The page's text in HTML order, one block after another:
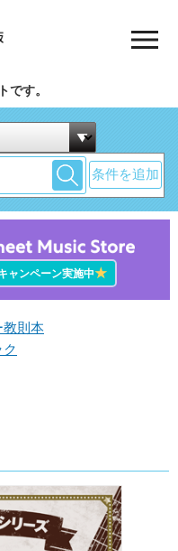
です。
条件を追加
ャンペーン実施中★
教則本